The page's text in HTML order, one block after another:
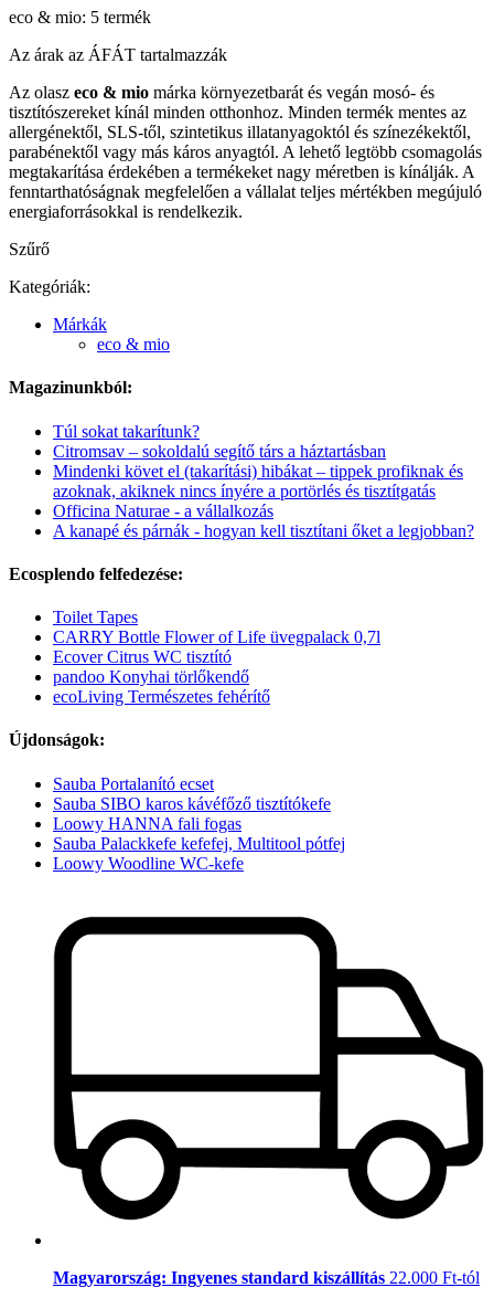
eco & mio: 5 termék
Az árak az ÁFÁT tartalmazzák
Az olasz eco & mio márka környezetbarát és vegán mosó- és
tisztítószereket kínál minden otthonhoz. Minden termék mentes az
allergénektől, SLS-től, szintetikus illatanyagoktól és színezékektől,
parabénektől vagy más káros anyagtól. A lehető legtöbb csomagolás
megtakarítása érdekében a termékeket nagy méretben is kínálják. A
fenntarthatóságnak megfelelően a vállalat teljes mértékben megújuló
energiaforrásokkal is rendelkezik.
Szűrő
Kategóriák:
Márkák
eco & mio
Magazinunkból:
Túl sokat takarítunk?
Citromsav – sokoldalú segítő társ a háztartásban
Mindenki követ el (takarítási) hibákat – tippek profiknak és
azoknak, akiknek nincs ínyére a portörlés és tisztítgatás
Officina Naturae - a vállalkozás
A kanapé és párnák - hogyan kell tisztítani őket a legjobban?
Ecosplendo felfedezése:
Toilet Tapes
CARRY Bottle Flower of Life üvegpalack 0,7l
Ecover Citrus WC tisztító
pandoo Konyhai törlőkendő
ecoLiving Természetes fehérítő
Újdonságok:
Sauba Portalanító ecset
Sauba SIBO karos kávéfőző tisztítókefe
Loowy HANNA fali fogas
Sauba Palackkefe kefefej, Multitool pótfej
Loowy Woodline WC-kefe
Magyarország: Ingyenes standard kiszállítás 22.000 Ft-tól